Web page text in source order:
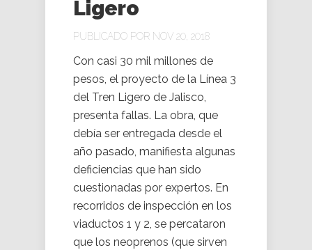
Ligero
PUBLICADO POR NOV 20, 2018
Con casi 30 mil millones de
pesos, el proyecto de la Línea 3
del Tren Ligero de Jalisco,
presenta fallas. La obra, que
debía ser entregada desde el
año pasado, manifiesta algunas
deficiencias que han sido
cuestionadas por expertos. En
recorridos de inspección en los
viaductos 1 y 2, se percataron
que los neoprenos (que sirven